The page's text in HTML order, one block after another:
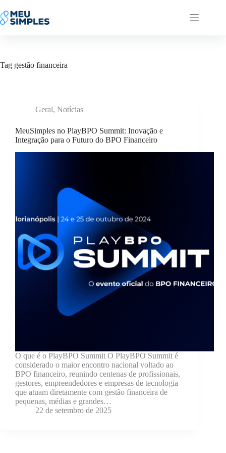
para
o
Tag gestão financeira
Geral, Notícias
MeuSimples no PlayBPO Summit: Inovação e
Integração para o Futuro do BPO Financeiro
O que é o PlayBPO Summit O PlayBPO Summit é
considerado o maior encontro nacional voltado ao
BPO financeiro, reunindo centenas de profissionais,
gestores, empreendedores e empresas de tecnologia
que atuam diretamente com gestão financeira de
pequenas, médias e grandes…
22 de setembro de 2025